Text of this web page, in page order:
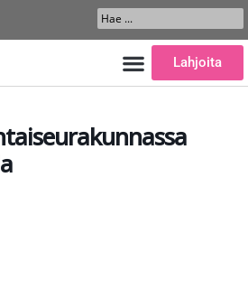
Search
...
Lahjoita